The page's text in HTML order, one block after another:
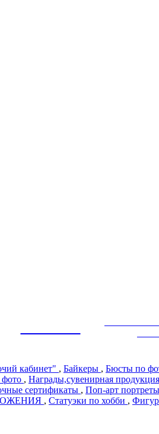
кабинет" , Байкеры , Бюсты по
, Награды,сувенирная
сертификаты , Поп-арт портреты
, Статуэки по хобби ,